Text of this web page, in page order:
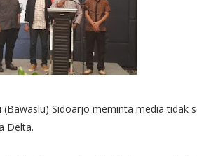
Sidoarjo meminta media tidak
Delta.